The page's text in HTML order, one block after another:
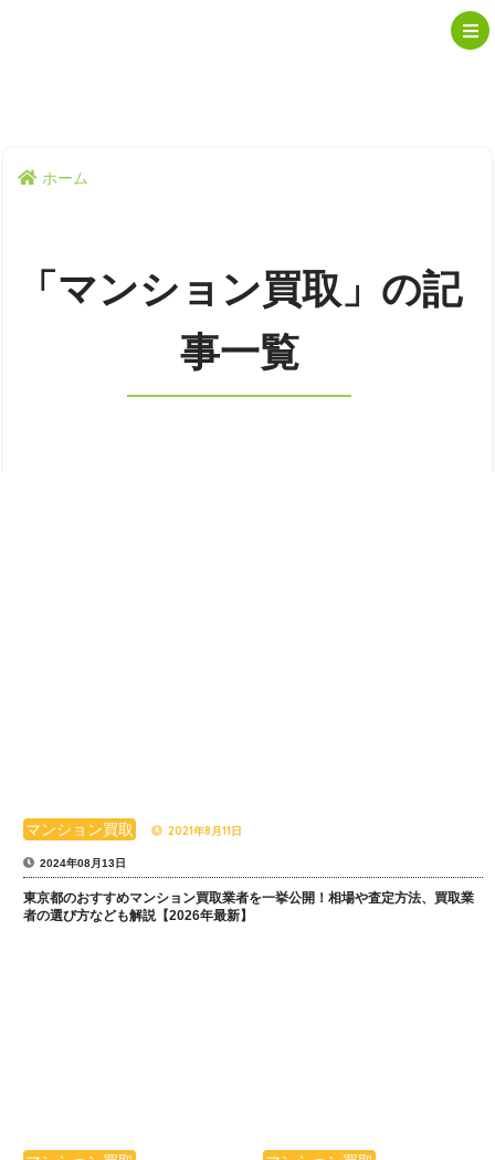
ホーム
「マンション買取」の記
事一覧
マンション買取 2021年8月11日
2024年08月13日
東京都のおすすめマンション買取業者を一挙公開！相場や査定方法、買取業
者の選び方なども解説【2026年最新】